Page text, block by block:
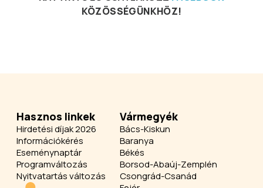
KÖZÖSSÉGÜNKHÖZ!
Hasznos linkek
Hirdetési díjak 2026
Információkérés
Eseménynaptár
Programváltozás
Nyitvatartás változás
Vármegyék
Bács-Kiskun
Baranya
Békés
Borsod-Abaúj-Zemplén
Csongrád-Csanád